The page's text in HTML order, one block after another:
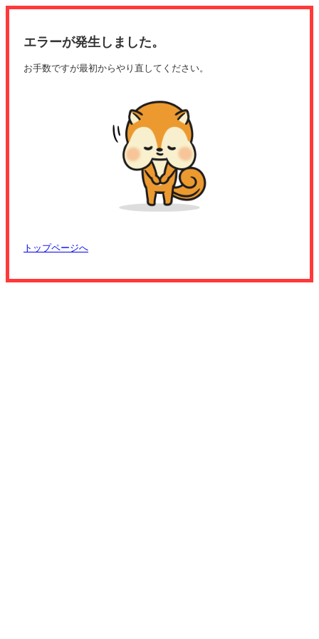
エラーが発生しました。
お手数ですが最初からやり直してください。
トップページへ